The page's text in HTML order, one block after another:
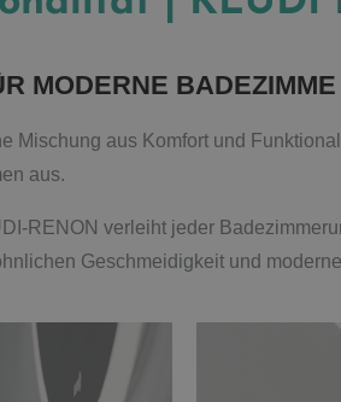
MODERNE BADEZIMME
Mischung aus Komfort und
aus.
RENON verleiht jeder
Geschmeidigkeit und